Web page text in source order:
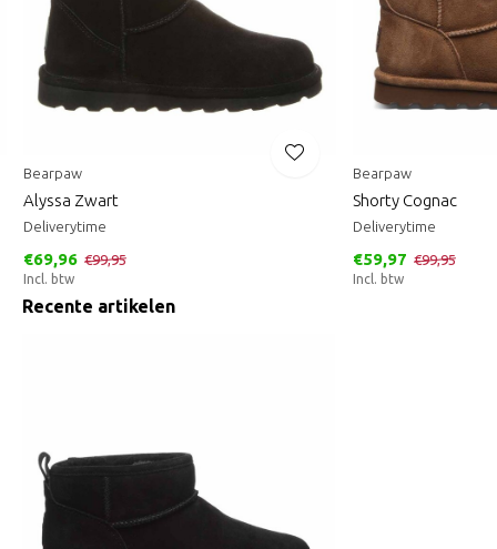
Bearpaw
Alyssa Zwart
Deliverytime
€69,96 €99,95
Incl. btw
Bearpaw
Shorty Cognac
Deliverytime
€59,97 €99,95
Incl. btw
Recente artikelen